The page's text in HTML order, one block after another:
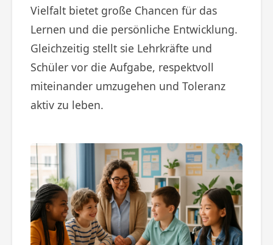
Vielfalt bietet große Chancen für das
Lernen und die persönliche Entwicklung.
Gleichzeitig stellt sie Lehrkräfte und
Schüler vor die Aufgabe, respektvoll
miteinander umzugehen und Toleranz
aktiv zu leben.